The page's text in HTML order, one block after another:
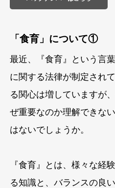
「食育」について①
最近、『食育』という言
に関する法律が制定され
る関心は増していますが
ぜ重要なのか理解できな
はないでしょうか。
『食育』とは、様々な経
る知識と、バランスの良